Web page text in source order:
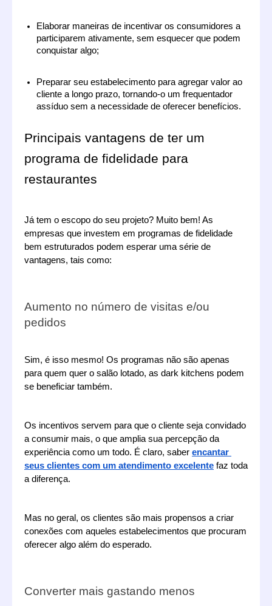
Elaborar maneiras de incentivar os consumidores a
participarem ativamente, sem esquecer que podem
conquistar algo;
Preparar seu estabelecimento para agregar valor ao
cliente a longo prazo, tornando-o um frequentador
assíduo sem a necessidade de oferecer benefícios.
Principais vantagens de ter um
programa de fidelidade para
restaurantes
Já tem o escopo do seu projeto? Muito bem! As
empresas que investem em programas de fidelidade
bem estruturados podem esperar uma série de
vantagens, tais como:
Aumento no número de visitas e/ou
pedidos
Sim, é isso mesmo! Os programas não são apenas
para quem quer o salão lotado, as dark kitchens podem
se beneficiar também.
Os incentivos servem para que o cliente seja convidado
a consumir mais, o que amplia sua percepção da
experiência como um todo. É claro, saber encantar
seus clientes com um atendimento excelente faz toda
a diferença.
Mas no geral, os clientes são mais propensos a criar
conexões com aqueles estabelecimentos que procuram
oferecer algo além do esperado.
Converter mais gastando menos